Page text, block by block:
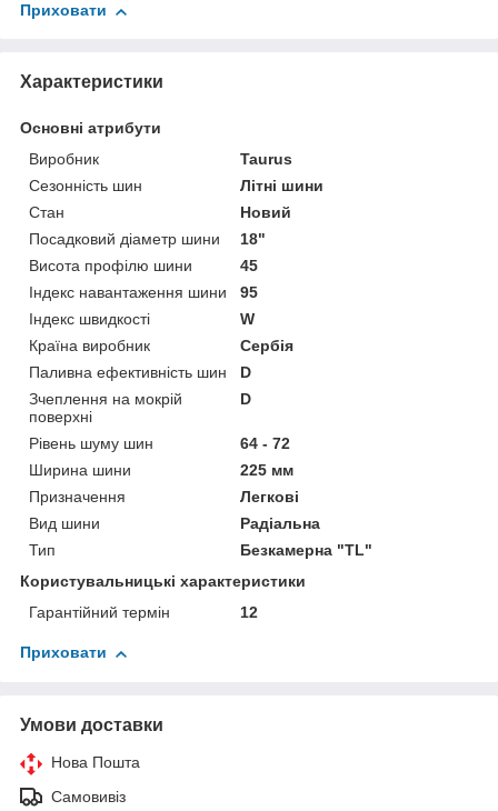
Приховати
Характеристики
Основні атрибути
Виробник
Taurus
Сезонність шин
Літні шини
Стан
Новий
Посадковий діаметр шини
18"
Висота профілю шини
45
Індекс навантаження шини
95
Індекс швидкості
W
Країна виробник
Сербія
Паливна ефективність шин
D
Зчеплення на мокрій
поверхні
D
Рівень шуму шин
64 - 72
Ширина шини
225 мм
Призначення
Легкові
Вид шини
Радіальна
Тип
Безкамерна "TL"
Користувальницькі характеристики
Гарантійний термін
12
Приховати
Умови доставки
Нова Пошта
Самовивіз